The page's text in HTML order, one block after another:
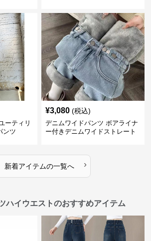
ーティリ
ンツ
¥3,080 (税込)
デニムワイドパンツ ボアライナ
ー付きデニムワイドストレート
新着アイテムの一覧へ ›
ハイウエストのおすすめアイテム